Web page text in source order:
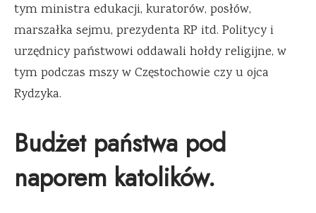
tym ministra edukacji, kuratorów, posłów,
marszałka sejmu, prezydenta RP itd. Politycy i
urzędnicy państwowi oddawali hołdy religijne, w
tym podczas mszy w Częstochowie czy u ojca
Rydzyka.
Budżet państwa pod
naporem katolików.